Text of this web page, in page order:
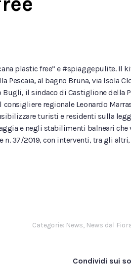
plastic free” e #spiaggepulite.
Pescaia, al bagno Bruna, via Isola
il sindaco di Castiglione della
regionale Leonardo
turisti e residenti sulla
e negli stabilimenti balneari che
37/2019, con interventi, tra gli
Categorie: News, News dal
Condividi sui